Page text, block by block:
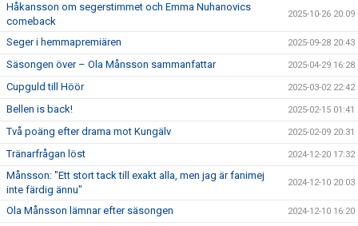
Håkansson om segerstimmet och Emma Nuhanovics
comeback
2025-10-26 20:09
Seger i hemmapremiären 2025-09-28 20:43
Säsongen över – Ola Månsson sammanfattar 2025-04-29 16:28
Cupguld till Höör 2025-03-02 22:42
Bellen is back! 2025-02-15 01:41
Två poäng efter drama mot Kungälv 2025-02-09 20:31
Tränarfrågan löst 2024-12-20 17:32
Månsson: "Ett stort tack till exakt alla, men jag är fanimej
inte färdig ännu"
2024-12-10 20:03
Ola Månsson lämnar efter säsongen 2024-12-10 16:20